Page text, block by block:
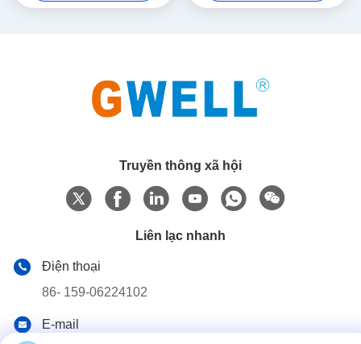
Truyền thông xã hội
Liên lạc nhanh
Điện thoại
86- 159-06224102
E-mail